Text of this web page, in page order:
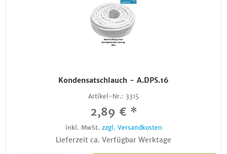
Kondensatschlauch - A.DPS.16
Artikel-Nr.: 3315
2,89 € *
inkl. MwSt. zzgl. Versandkosten
Lieferzeit ca. Verfügbar Werktage